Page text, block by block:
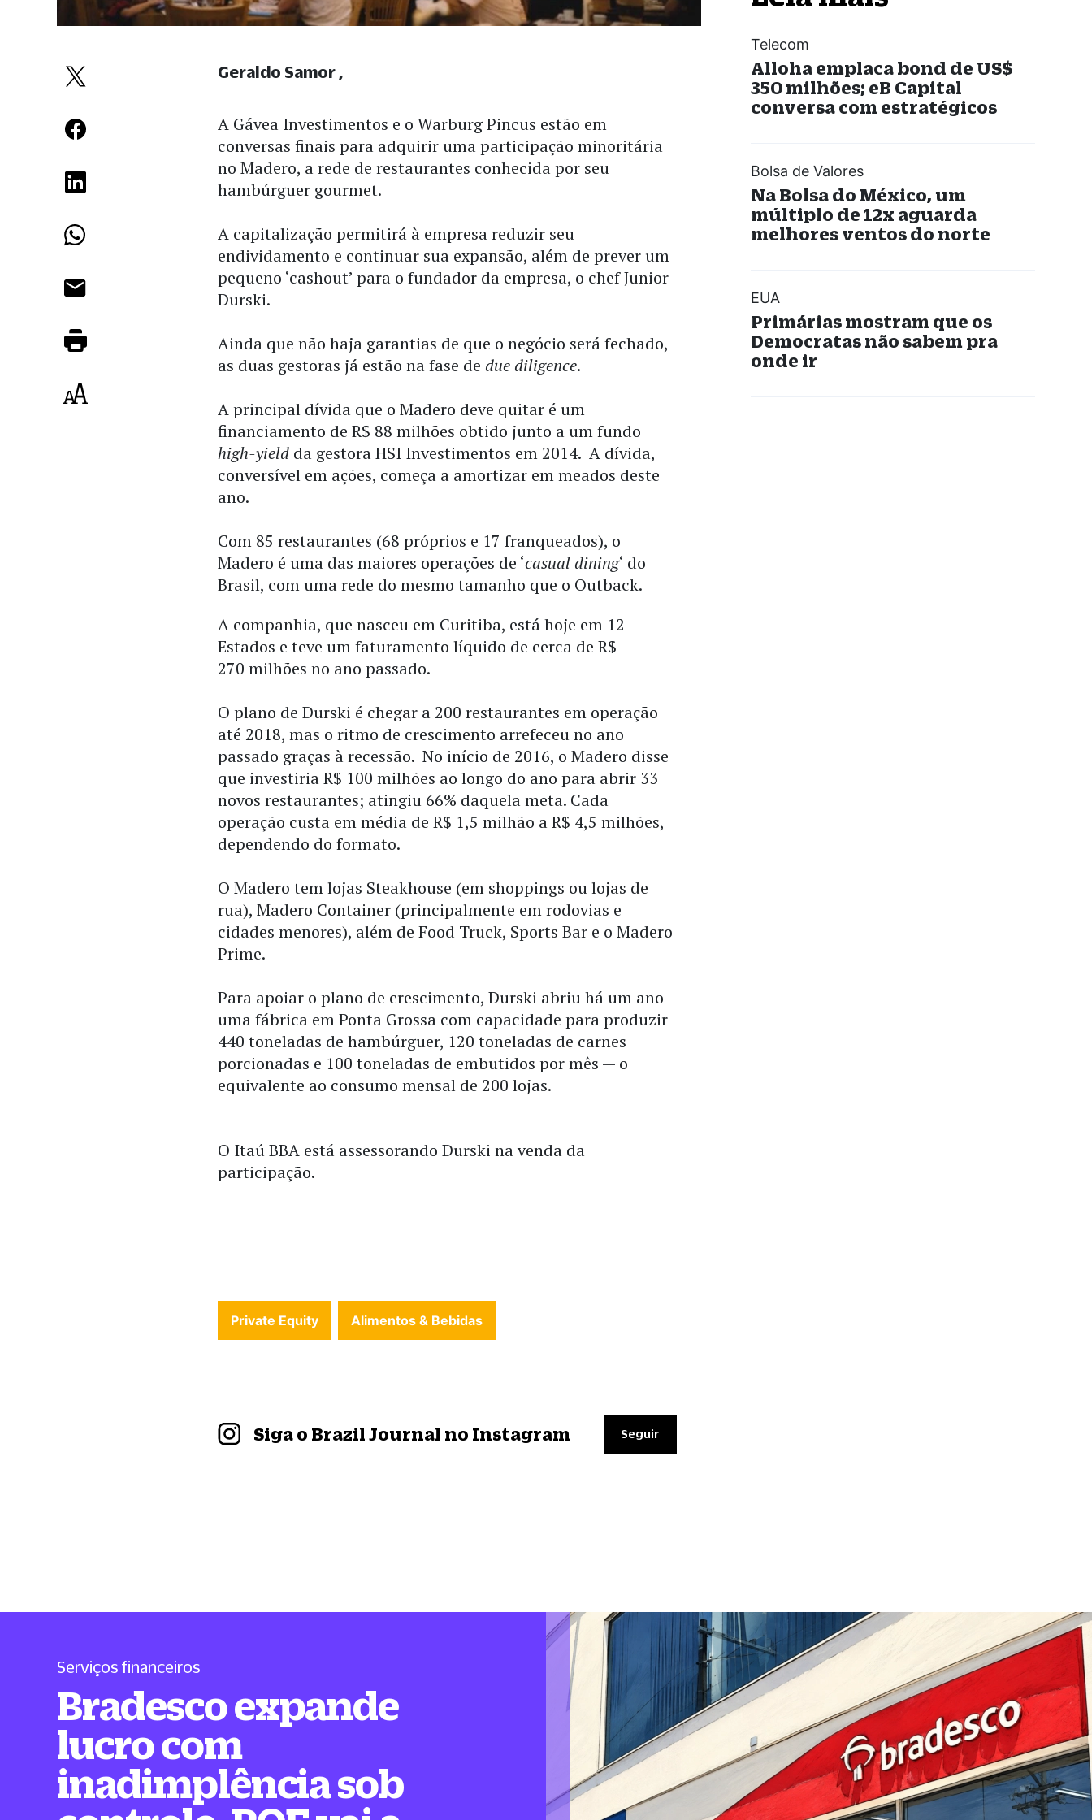
A Gávea Investimentos e o Warburg Pincus estão em
conversas finais para adquirir uma participação minoritária
no Madero, a rede de restaurantes conhecida por seu
hambúrguer gourmet.
A capitalização permitirá à empresa reduzir seu
endividamento e continuar sua expansão, além de prever um
pequeno ‘cashout’ para o fundador da empresa, o chef Junior
Durski.
Ainda que não haja garantias de que o negócio será fechado,
as duas gestoras já estão na fase de due diligence.
A principal dívida que o Madero deve quitar é um
financiamento de R$ 88 milhões obtido junto a um fundo
high-yield da gestora HSI Investimentos em 2014. A dívida,
conversível em ações, começa a amortizar em meados deste
ano.
Com 85 restaurantes (68 próprios e 17 franqueados), o
Madero é uma das maiores operações de ‘casual dining‘ do
Brasil, com uma rede do mesmo tamanho que o Outback.
A companhia, que nasceu em Curitiba, está hoje em 12
Estados e teve um faturamento líquido de cerca de R$
270 milhões no ano passado.
O plano de Durski é chegar a 200 restaurantes em operação
até 2018, mas o ritmo de crescimento arrefeceu no ano
passado graças à recessão. No início de 2016, o Madero disse
que investiria R$ 100 milhões ao longo do ano para abrir 33
novos restaurantes; atingiu 66% daquela meta. Cada
operação custa em média de R$ 1,5 milhão a R$ 4,5 milhões,
dependendo do formato.
O Madero tem lojas Steakhouse (em shoppings ou lojas de
rua), Madero Container (principalmente em rodovias e
cidades menores), além de Food Truck, Sports Bar e o Madero
Prime.
Para apoiar o plano de crescimento, Durski abriu há um ano
uma fábrica em Ponta Grossa com capacidade para produzir
440 toneladas de hambúrguer, 120 toneladas de carnes
porcionadas e 100 toneladas de embutidos por mês — o
equivalente ao consumo mensal de 200 lojas.
O Itaú BBA está assessorando Durski na venda da
participação.
Geraldo Samor
Private Equity Alimentos & Bebidas
Siga o Brazil Journal no Instagram Seguir
Telecom
Alloha emplaca bond de US$
350 milhões; eB Capital
conversa com estratégicos
Bolsa de Valores
Na Bolsa do México, um
múltiplo de 12x aguarda
melhores ventos do norte
EUA
Primárias mostram que os
Democratas não sabem pra
onde ir
Serviços financeiros
Bradesco expande
lucro com
inadimplência sob